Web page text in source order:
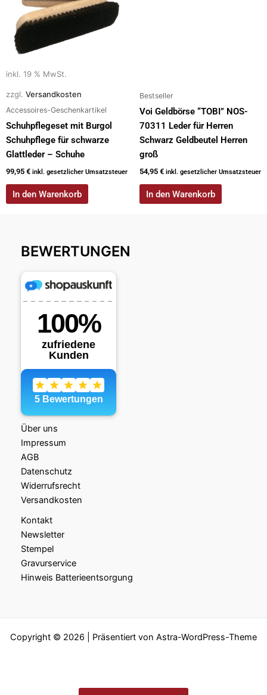
inkl. 19 % MwSt.
zzgl. Versandkosten
Accessoires-Geschenkartikel
Schuhpflegeset mit Burgol
Schuhpflege für schwarze
Glattleder – Schuhe
99,95 € inkl. gesetzlicher Umsatzsteuer
In den Warenkorb
Bestseller
Voi Geldbörse “TOBI” NOS-
70311 Leder für Herren
Schwarz Geldbeutel Herren
groß
54,95 € inkl. gesetzlicher Umsatzsteuer
In den Warenkorb
BEWERTUNGEN
Über uns
Impressum
AGB
Datenschutz
Widerrufsrecht
Versandkosten
Kontakt
Newsletter
Stempel
Gravurservice
Hinweis Batterieentsorgung
Copyright © 2026 | Präsentiert von Astra-WordPress-Theme